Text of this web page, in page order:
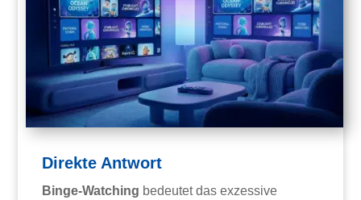
Direkte Antwort
Binge-Watching bedeutet das exzessive